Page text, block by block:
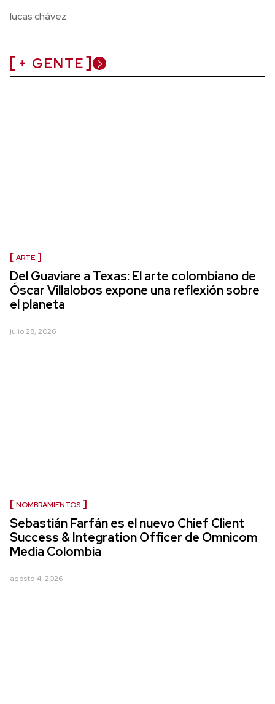
lucas chávez
+ GENTE
ARTE
Del Guaviare a Texas: El arte colombiano de
Óscar Villalobos expone una reflexión sobre
el planeta
julio 28, 2026
NOMBRAMIENTOS
Sebastián Farfán es el nuevo Chief Client
Success & Integration Officer de Omnicom
Media Colombia
agosto 4, 2026